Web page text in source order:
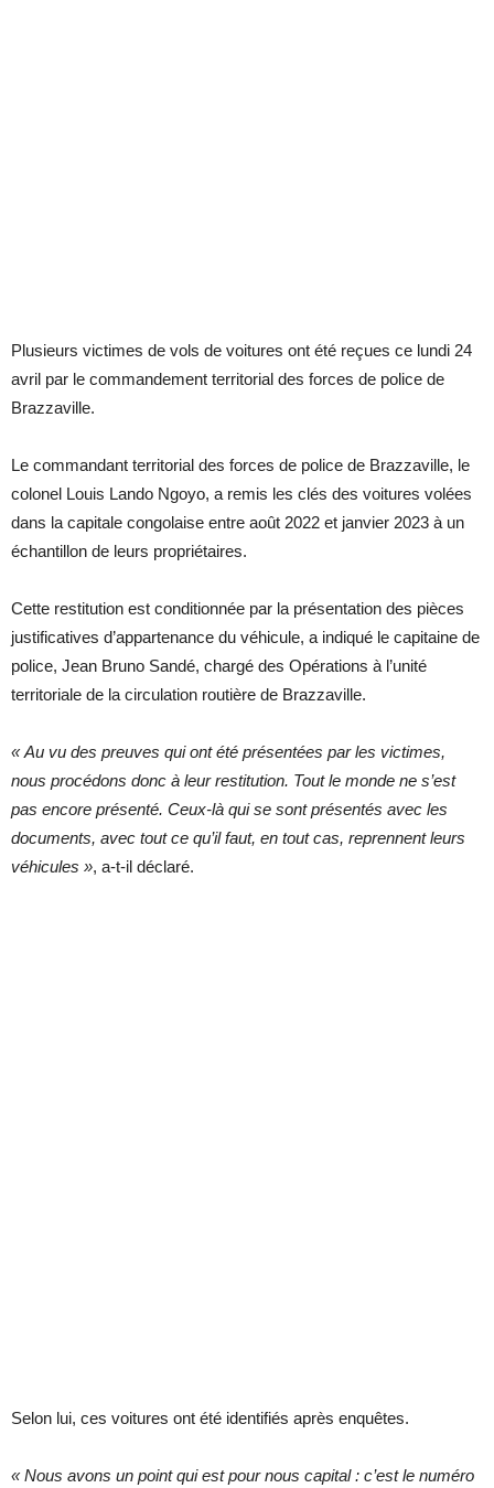
Plusieurs victimes de vols de voitures ont été reçues ce lundi 24
avril par le commandement territorial des forces de police de
Brazzaville.
Le commandant territorial des forces de police de Brazzaville, le
colonel Louis Lando Ngoyo, a remis les clés des voitures volées
dans la capitale congolaise entre août 2022 et janvier 2023 à un
échantillon de leurs propriétaires.
Cette restitution est conditionnée par la présentation des pièces
justificatives d’appartenance du véhicule, a indiqué le capitaine de
police, Jean Bruno Sandé, chargé des Opérations à l’unité
territoriale de la circulation routière de Brazzaville.
« Au vu des preuves qui ont été présentées par les victimes,
nous procédons donc à leur restitution. Tout le monde ne s’est
pas encore présenté. Ceux-là qui se sont présentés avec les
documents, avec tout ce qu’il faut, en tout cas, reprennent leurs
véhicules », a-t-il déclaré.
Selon lui, ces voitures ont été identifiés après enquêtes.
« Nous avons un point qui est pour nous capital : c’est le numéro